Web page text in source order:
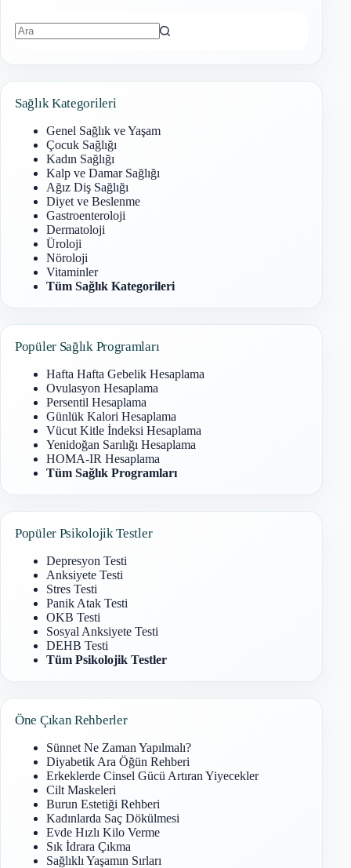
Sağlık Kategorileri
Genel Sağlık ve Yaşam
Çocuk Sağlığı
Kadın Sağlığı
Kalp ve Damar Sağlığı
Ağız Diş Sağlığı
Diyet ve Beslenme
Gastroenteroloji
Dermatoloji
Üroloji
Nöroloji
Vitaminler
Tüm Sağlık Kategorileri
Popüler Sağlık Programları
Hafta Hafta Gebelik Hesaplama
Ovulasyon Hesaplama
Persentil Hesaplama
Günlük Kalori Hesaplama
Vücut Kitle İndeksi Hesaplama
Yenidoğan Sarılığı Hesaplama
HOMA-IR Hesaplama
Tüm Sağlık Programları
Popüler Psikolojik Testler
Depresyon Testi
Anksiyete Testi
Stres Testi
Panik Atak Testi
OKB Testi
Sosyal Anksiyete Testi
DEHB Testi
Tüm Psikolojik Testler
Öne Çıkan Rehberler
Sünnet Ne Zaman Yapılmalı?
Diyabetik Ara Öğün Rehberi
Erkeklerde Cinsel Gücü Artıran Yiyecekler
Cilt Maskeleri
Burun Estetiği Rehberi
Kadınlarda Saç Dökülmesi
Evde Hızlı Kilo Verme
Sık İdrara Çıkma
Sağlıklı Yaşamın Sırları